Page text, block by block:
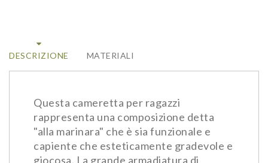
DESCRIZIONE MATERIALI
Questa cameretta per ragazzi
rappresenta una composizione detta
"alla marinara" che è sia funzionale e
capiente che esteticamente gradevole e
giocosa. La grande armadiatura di